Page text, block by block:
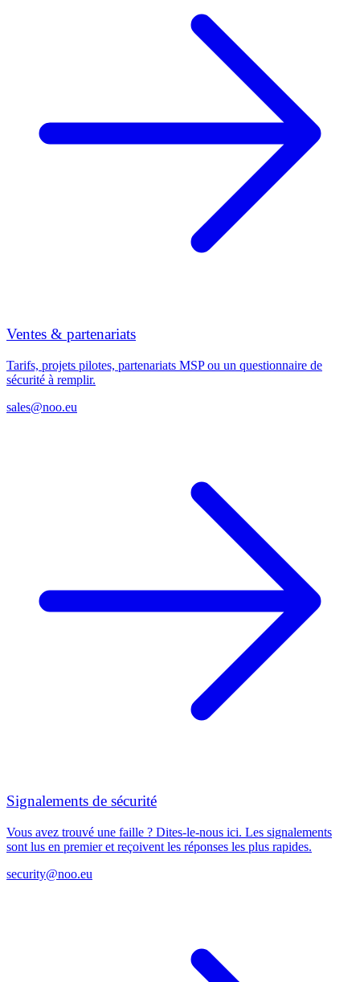
Ventes & partenariats
Tarifs, projets pilotes, partenariats MSP ou un questionnaire de
sécurité à remplir.
sales@noo.eu
Signalements de sécurité
Vous avez trouvé une faille ? Dites-le-nous ici. Les signalements
sont lus en premier et reçoivent les réponses les plus rapides.
security@noo.eu